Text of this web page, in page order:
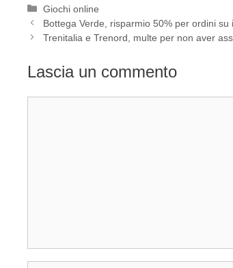
Categorie
Giochi online
Bottega Verde, risparmio 50% per ordini su
Trenitalia e Trenord, multe per non aver
Lascia un commento